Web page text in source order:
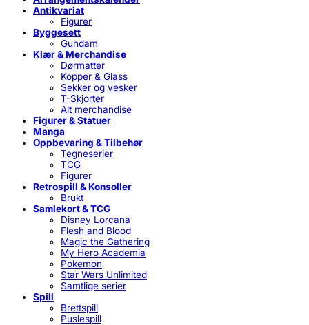
Antikvariat
Figurer
Byggesett
Gundam
Klær & Merchandise
Dørmatter
Kopper & Glass
Sekker og vesker
T-Skjorter
Alt merchandise
Figurer & Statuer
Manga
Oppbevaring & Tilbehør
Tegneserier
TCG
Figurer
Retrospill & Konsoller
Brukt
Samlekort & TCG
Disney Lorcana
Flesh and Blood
Magic the Gathering
My Hero Academia
Pokemon
Star Wars Unlimited
Samtlige serier
Spill
Brettspill
Puslespill